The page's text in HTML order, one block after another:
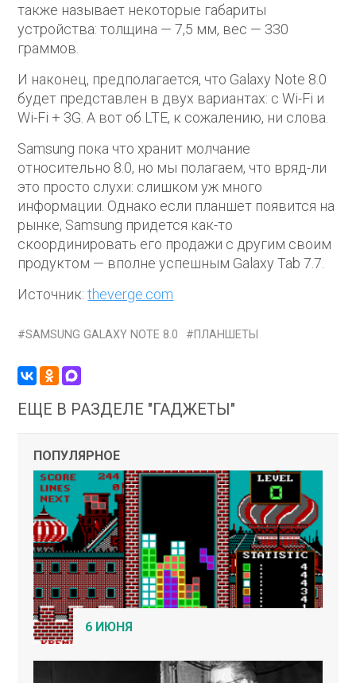
также называет некоторые габариты
устройства: толщина — 7,5 мм, вес — 330
граммов.
И наконец, предполагается, что Galaxy Note 8.0
будет представлен в двух вариантах: с Wi-Fi и
Wi-Fi + 3G. А вот об LTE, к сожалению, ни слова.
Samsung пока что хранит молчание
относительно 8.0, но мы полагаем, что вряд-ли
это просто слухи: слишком уж много
информации. Однако если планшет появится на
рынке, Samsung придется как-то
скоординировать его продажи с другим своим
продуктом — вполне успешным Galaxy Tab 7.7.
Источник:theverge.com
SAMSUNG GALAXY NOTE 8.0 ПЛАНШЕТЫ
ЕЩЕ В РАЗДЕЛЕ "ГАДЖЕТЫ"
ПОПУЛЯРНОЕ
6 ИЮНЯ